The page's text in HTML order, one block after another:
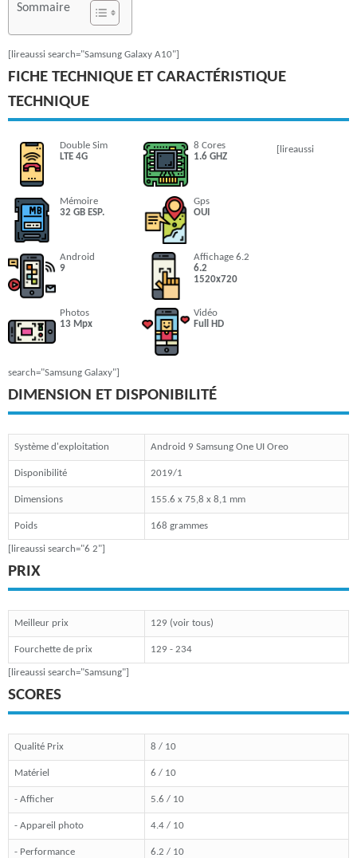
Sommaire
[lireaussi search="Samsung Galaxy A10"]
FICHE TECHNIQUE ET CARACTÉRISTIQUE
TECHNIQUE
Double Sim
LTE 4G
8 Cores
1.6 GHZ
Mémoire
32 GB ESP.
Gps
OUI
Android
9
Affichage 6.2
6.2
1520x720
Photos
13 Mpx
Vidéo
Full HD
[lireaussi
search="Samsung Galaxy"]
DIMENSION ET DISPONIBILITÉ
Système d'exploitation Android 9 Samsung One UI Oreo
Disponibilité 2019/1
Dimensions 155.6 x 75,8 x 8,1 mm
Poids 168 grammes
[lireaussi search="6 2"]
PRIX
Meilleur prix 129 (voir tous)
Fourchette de prix 129 - 234
[lireaussi search="Samsung"]
SCORES
Qualité Prix 8 / 10
Matériel 6 / 10
- Afficher 5.6 / 10
- Appareil photo 4.4 / 10
- Performance 6.2 / 10